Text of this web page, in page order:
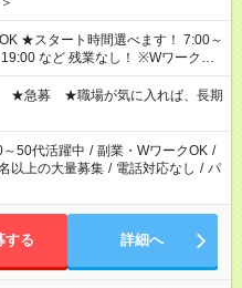
～
残業なし！ ※Wワークの
40時間超の就業はご案内できませ
以上勤務は社会保険への加入対象
日雇い派遣の原則禁止）により、
内が難しい場合があります
★急募 ★職場が気に入れば、長期
～50代活躍中 / 副業・WワークOK /
以上の大量募集 / 電話対応なし / パ
する 詳細へ